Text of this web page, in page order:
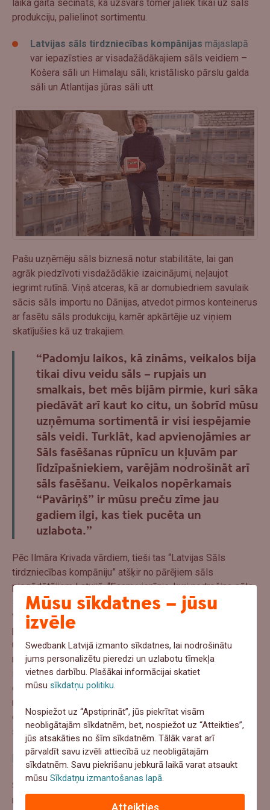
laika gaitā secināts, ka uzsvars tomēr jāliek tikai uz sāls
produkciju, palielinot sortimentu.
Latvijas sāls tirdzniecības kompānijas mājaslapā
var iepazīsties ar visadažādākajiem sāls veidiem –
Košera sāli un Himalaju sāli, kristālisko pārslu galda
sāli un Atlantijas jūras sāli utt.
Pašu uzņēmēju sāls biznesā notur stabilitāte, lai gan
agrāk piedzīvoti visdažādākie izaicinājumi, neļaujot
iegrimt rutīnā. Viņš atceras, kā ar domubiedriem savulaik
sācis sāls importu no Dānijas, atvedot pirmos konteinerus
ar fasētu sāls produkciju, kamēr apkārtējie uz viņiem
skatījušies kā uz trakajiem.
“Padomju laikos, kā zināms, veikalos bija
tikai divu veidu sāls – rupjais un
smalkais, bet mēs bijām pirmie, kuri sāka
piedāvāt arī kaut ko citu, un šobrīd mūsu
uzņēmuma sortimentā ir visi iespējamie
sāls veidi. Turklāt, kad apvienojāmies ar
Sāls fasēšanas rūpnīcu un kļuvām par
līdzīpašniekiem, varējām nodrošināt arī
sāls fasēšanu. Veikalos nopērkamais
“Pavāriņš” ir mūsu preču zīme jau
gadiem ilgi, kas tiek pucēta un
uzlabota.”
Pēc Ilmāra Krivada vārdiem, tieši tas “Latvijas Sāls
tirdzniecības kompāniju” atšķir no pārējiem sāls
piegādātājiem Latvijā. “Esam vienīgie, kuri nodrošina sāls
sijāšanu un fasēšanu tepat uz vietas, Latvijā, līdz ar to
varam nodrošināt atbilstību visām pārtikas likumdošanas
prasībām un būt stingrā Pārtikas un Veterinārā dienesta
uzraudzībā. Varam nodrošināt gan kvalitātes kontroles
mehānismus ļoti augstā līmenī, gan arī produktu
izsekojamību, jo produktiem ir visa iespējamā
dokumentācija un kvalitātes sertifikāti, ko pieprasa
mūsdienu ražotāji,” stāsta uzņēmējs, papildus uzsverot,
cik svarīgi izvēlēties vietējo produkciju, jo tādejādi mēs
šajā dīvainajā laikā varam atbalstīt vietējos uzņēmējus.
Faktoringamacīmredzamas priekšrocības
Sadarbībā ar Swedbank uzņēmuma vadītājs visaugstāk
novērtē
Mūsu sīkdatnes – jūsu
izvēle
Swedbank Latvijā izmanto sīkdatnes, lai nodrošinātu
jums personalizētu pieredzi un uzlabotu tīmekļa
vietnes darbību. Plašākai informācijai skatiet
mūsusīkdatņu politiku.
Nospiežot uz “Apstiprināt”, jūs piekrītat visām
neobligātajām sīkdatnēm, bet, nospiežot uz “Atteikties”,
jūs atsakāties no šīm sīkdatnēm. Tālāk varat arī
pārvaldīt savu izvēli attiecībā uz neobligātajām
sīkdatnēm. Savu piekrišanu jebkurā laikā varat atsaukt
mūsuSīkdatņu izmantošanas lapā.
Atteikties